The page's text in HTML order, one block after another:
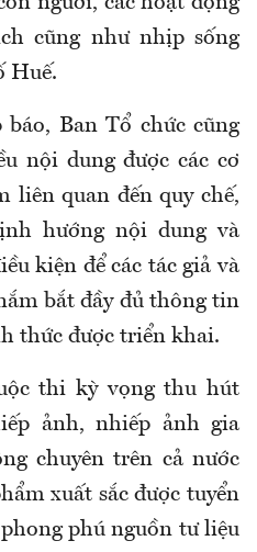
cũng như nhịp sống
Huế.
Ban Tổ chức cũng
nội dung được các cơ
liên quan đến quy chế,
hướng nội dung và
kiện để các tác giả và
bắt đầy đủ thông tin
thức được triển khai.
thi kỳ vọng thu hút
ảnh, nhiếp ảnh gia
chuyên trên cả nước
xuất sắc được tuyển
phú nguồn tư liệu